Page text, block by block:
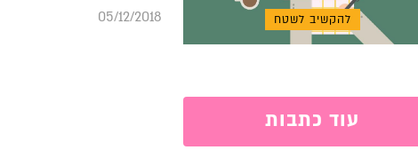
להקשיב לשטח 05/12/2018
עוד כתבות